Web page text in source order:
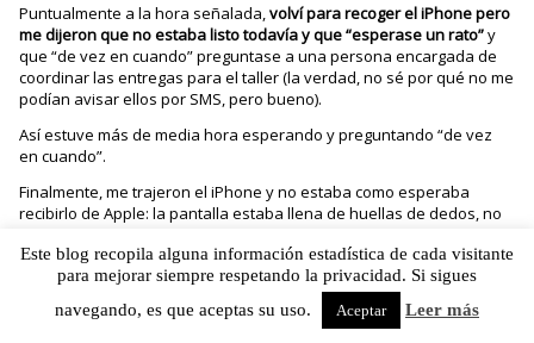
Puntualmente a la hora señalada,volví para recoger el iPhone pero
me dijeron que no estaba listo todavía y que “esperase un rato”y
que “de vez en cuando” preguntase a una persona encargada de
coordinar las entregas para el taller (la verdad, no sé por qué no me
podían avisar ellos por SMS, pero bueno).
Así estuve más de media hora esperando y preguntando “de vez
en cuando”.
Finalmente, me trajeron el iPhone y no estaba como esperaba
recibirlo de Apple: la pantalla estaba llena de huellas de dedos, no
iPhone, pero lo primero que haría yo sería apagarlo y sé que no se
apagó porque no pedía el PIN de la SIM) y tenía un6 % de batería
Cuando me disponía a salir de la tienda, miré el carrete de fotos y
me fijé queno estaba la foto de la batería que había pedido.
Este blog recopila alguna información estadística de cada visitante
para mejorar siempre respetando la privacidad. Si sigues
navegando, es que aceptas su uso.
Aceptar Leer más